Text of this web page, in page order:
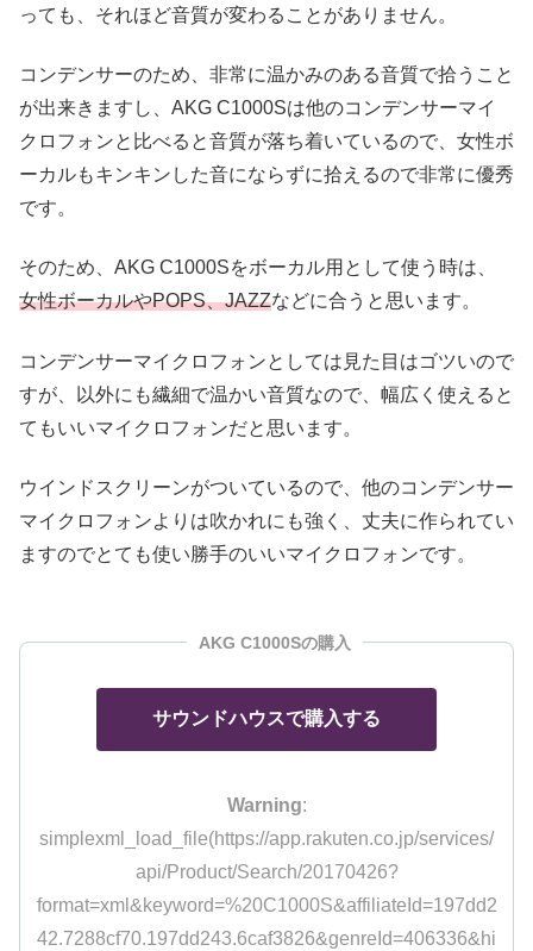
っても、それほど音質が変わることがありません。
コンデンサーのため、非常に温かみのある音質で拾うこと
が出来きますし、AKG C1000Sは他のコンデンサーマイ
クロフォンと比べると音質が落ち着いているので、女性ボ
ーカルもキンキンした音にならずに拾えるので非常に優秀
です。
そのため、AKG C1000Sをボーカル用として使う時は、
女性ボーカルやPOPS、JAZZなどに合うと思います。
コンデンサーマイクロフォンとしては見た目はゴツいので
すが、以外にも繊細で温かい音質なので、幅広く使えると
てもいいマイクロフォンだと思います。
ウインドスクリーンがついているので、他のコンデンサー
マイクロフォンよりは吹かれにも強く、丈夫に作られてい
ますのでとても使い勝手のいいマイクロフォンです。
AKG C1000Sの購入
サウンドハウスで購入する
Warning:
simplexml_load_file(https://app.rakuten.co.jp/services/
api/Product/Search/20170426?
format=xml&keyword=%20C1000S&affiliateId=197dd2
42.7288cf70.197dd243.6caf3826&genreId=406336&hi